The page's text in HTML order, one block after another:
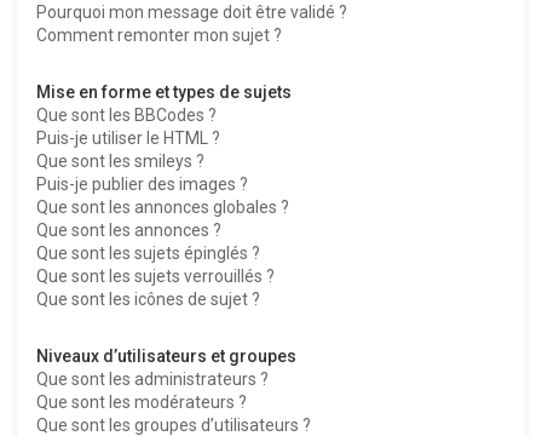
Pourquoi mon message doit être validé ?
Comment remonter mon sujet ?
Mise en forme et types de sujets
Que sont les BBCodes ?
Puis-je utiliser le HTML ?
Que sont les smileys ?
Puis-je publier des images ?
Que sont les annonces globales ?
Que sont les annonces ?
Que sont les sujets épinglés ?
Que sont les sujets verrouillés ?
Que sont les icônes de sujet ?
Niveaux d’utilisateurs et groupes
Que sont les administrateurs ?
Que sont les modérateurs ?
Que sont les groupes d’utilisateurs ?